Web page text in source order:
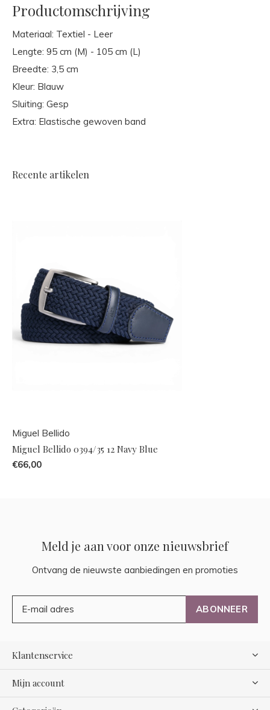
Productomschrijving
Materiaal: Textiel - Leer
Lengte: 95 cm (M) - 105 cm (L)
Breedte: 3,5 cm
Kleur: Blauw
Sluiting: Gesp
Extra: Elastische gewoven band
Recente artikelen
Miguel Bellido
Miguel Bellido 0394/35 12 Navy Blue
€66,00
Meld je aan voor onze nieuwsbrief
Ontvang de nieuwste aanbiedingen en promoties
ABONNEER
Klantenservice
Mijn account